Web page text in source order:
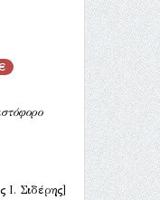
Ι. Σιδέρης]